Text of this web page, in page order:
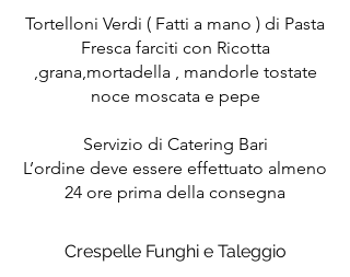
Tortelloni Verdi ( Fatti a mano ) di Pasta
Fresca farciti con Ricotta
,grana,mortadella , mandorle tostate
noce moscata e pepe
Servizio di Catering Bari
L’ordine deve essere effettuato almeno
24 ore prima della consegna
Crespelle Funghi e Taleggio